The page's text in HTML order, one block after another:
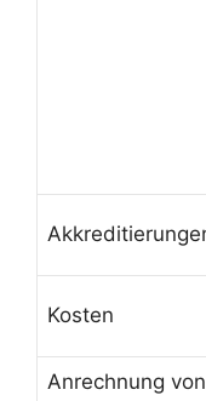
Kosten
Anrechnung